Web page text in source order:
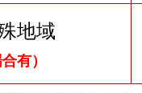
地域
有）